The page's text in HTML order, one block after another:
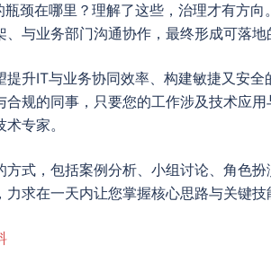
颈在哪里？理解了这些，治理才有方
与业务部门沟通协作，最终形成可落
提升IT与业务协同效率、构建敏捷又安
合规的同事，只要您的工作涉及技术应
专家。
方式，包括案例分析、小组讨论、角色
求在一天内让您掌握核心思路与关键技